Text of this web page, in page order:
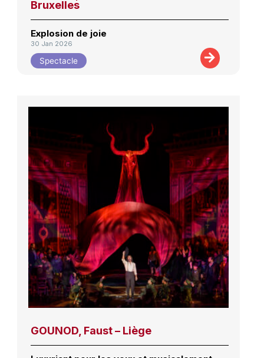
Bruxelles
Explosion de joie
30 Jan 2026
Spectacle
GOUNOD, Faust – Liège